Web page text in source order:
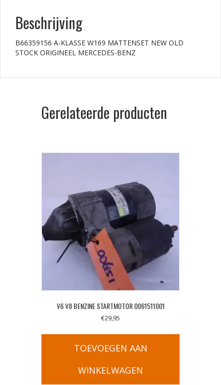
Beschrijving
B66359156 A-KLASSE W169 MATTENSET NEW OLD
STOCK ORIGINEEL MERCEDES-BENZ
Gerelateerde producten
V6 V8 BENZINE STARTMOTOR 0061511001
€29,95
TOEVOEGEN AAN
WINKELWAGEN